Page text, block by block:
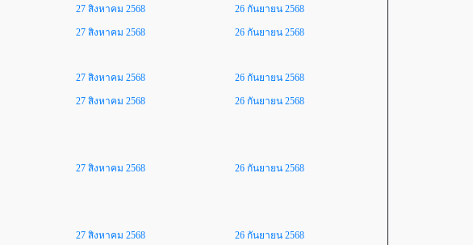
27 สิงหาคม 2568
26 กันยายน 2568
27 สิงหาคม 2568
26 กันยายน 2568
27 สิงหาคม 2568
26 กันยายน 2568
27 สิงหาคม 2568
26 กันยายน 2568
27 สิงหาคม 2568
26 กันยายน 2568
27 สิงหาคม 2568
26 กันยายน 2568